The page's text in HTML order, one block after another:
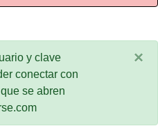
y clave
conectar con
se abren
×